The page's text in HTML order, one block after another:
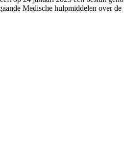
Medische hulpmiddelen over de